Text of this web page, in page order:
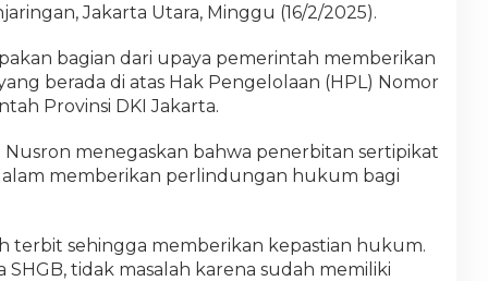
Jakarta Utara, Minggu (16/2/2025).
bagian dari upaya pemerintah memberikan
berada di atas Hak Pengelolaan (HPL) Nomor
Provinsi DKI Jakarta.
menegaskan bahwa penerbitan sertipikat
memberikan perlindungan hukum bagi
terbit sehingga memberikan kepastian hukum.
tidak masalah karena sudah memiliki